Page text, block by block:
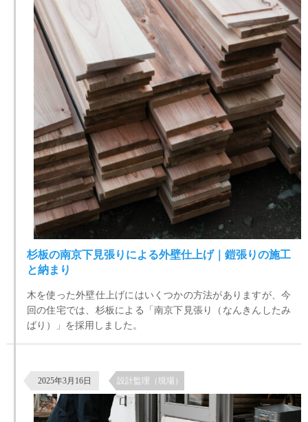
杉板の南京下見張りによる外壁仕上げ｜鎧張りの施工
と納まり
木を使った外壁仕上げにはいくつかの方法がありますが、今
回の住宅では、杉板による「南京下見張り（なんきんしたみ
ばり）」を採用しました。
2025年3月16日 設計監理（現場）